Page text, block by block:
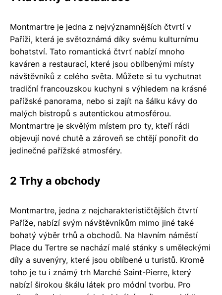
Montmartre je jedna z nejvýznamnějších čtvrtí v
Paříži, která je světoznámá díky svému kulturnímu
bohatství. Tato romantická čtvrť nabízí mnoho
kaváren a restaurací, které jsou oblíbenými místy
návštěvníků z celého světa. Můžete si tu vychutnat
tradiční francouzskou kuchyni s výhledem na krásné
pařížské panorama, nebo si zajít na šálku kávy do
malých bistropů s autentickou atmosférou.
Montmartre je skvělým místem pro ty, kteří rádi
objevují nové chutě a zároveň se chtějí ponořit do
jedinečné pařížské atmosféry.
2 Trhy a obchody
Montmartre, jedna z nejcharakterističtějších čtvrtí
Paříže, nabízí svým návštěvníkům mimo jiné také
bohatý výběr trhů a obchodů. Na hlavním náměstí
Place du Tertre se nachází malé stánky s uměleckými
díly a suvenýry, které jsou oblíbené u turistů. Kromě
toho je tu i známý trh Marché Saint-Pierre, který
nabízí širokou škálu látek pro módní tvorbu. Pro